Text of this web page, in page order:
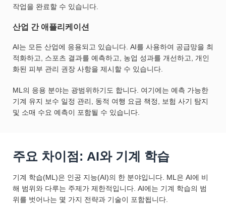
작업을 완료할 수 있습니다.
산업 간 애플리케이션
AI는 모든 산업에 응용되고 있습니다. AI를 사용하여 공급망을 최
적화하고, 스포츠 결과를 예측하고, 농업 성과를 개선하고, 개인
화된 피부 관리 권장 사항을 제시할 수 있습니다.
ML의 응용 분야는 광범위하기도 합니다. 여기에는 예측 가능한
기계 유지 보수 일정 관리, 동적 여행 요금 책정, 보험 사기 탐지
및 소매 수요 예측이 포함될 수 있습니다.
주요 차이점: AI와 기계 학습
기계 학습(ML)은 인공 지능(AI)의 한 분야입니다. ML은 AI에 비
해 범위와 다루는 주제가 제한적입니다. AI에는 기계 학습의 범
위를 벗어나는 몇 가지 전략과 기술이 포함됩니다.